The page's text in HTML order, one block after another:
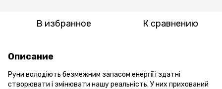
В избранное К сравнению
Описание
Руни володіють безмежним запасом енергії і здатні
створювати і змінювати нашу реальність. У них прихований